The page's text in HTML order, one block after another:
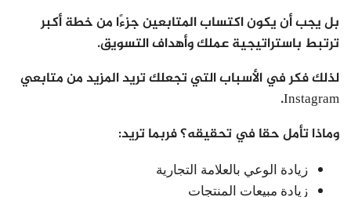
بل يجب أن يكون اكتساب المتابعين جزءًا من خطة أكبر
ترتبط باستراتيجية عملك وأهداف التسويق.
لذلك فكر في الأسباب التي تجعلك تريد المزيد من متابعي
Instagram.
وماذا تأمل حقا في تحقيقه؟ فربما تريد:
زيادة الوعي بالعلامة التجارية
زيادة مبيعات المنتجات